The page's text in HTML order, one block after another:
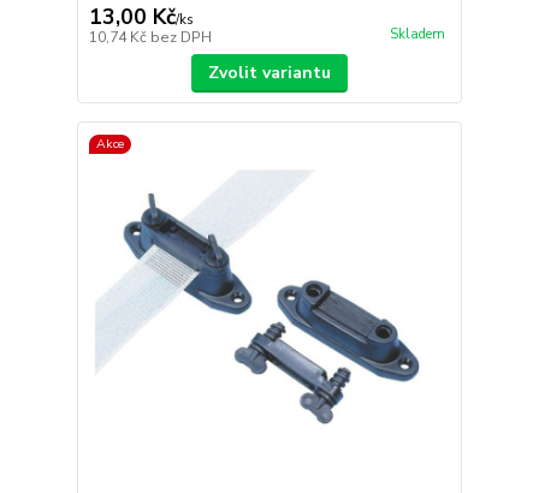
13,00 Kč/ks
10,74 Kč bez DPH Skladem
Zvolit variantu
Akce